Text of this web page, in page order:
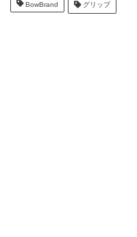
BowBrand グリップ